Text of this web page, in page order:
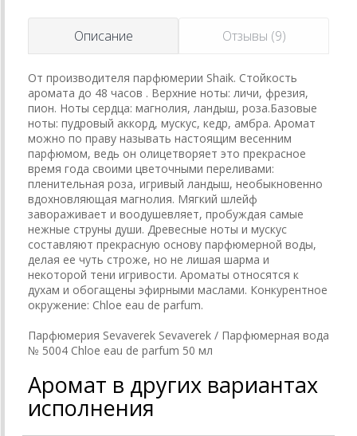
Описание Отзывы (9)
От производителя парфюмерии Shaik. Стойкость
аромата до 48 часов . Верхние ноты: личи, фрезия,
пион. Ноты сердца: магнолия, ландыш, роза.Базовые
ноты: пудровый аккорд, мускус, кедр, амбра. Аромат
можно по праву называть настоящим весенним
парфюмом, ведь он олицетворяет это прекрасное
время года своими цветочными переливами:
пленительная роза, игривый ландыш, необыкновенно
вдохновляющая магнолия. Мягкий шлейф
завораживает и воодушевляет, пробуждая самые
нежные струны души. Древесные ноты и мускус
составляют прекрасную основу парфюмерной воды,
делая ее чуть строже, но не лишая шарма и
некоторой тени игривости. Ароматы относятся к
духам и обогащены эфирными маслами. Конкурентное
окружение: Chloe eau de parfum.
Парфюмерия Sevaverek Sevaverek / Парфюмерная вода
№ 5004 Chloe eau de parfum 50 мл
Аромат в других вариантах
исполнения